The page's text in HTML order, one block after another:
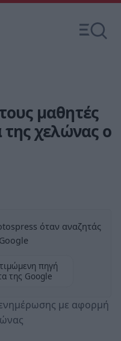
μαθητές
χελώνας ο
όταν αναζητάς
πηγή
της Google
με αφορμή